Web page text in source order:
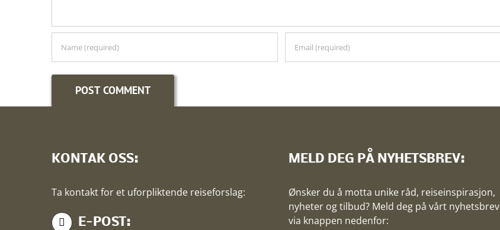
KONTAK OSS:
Ta kontakt for et uforpliktende reiseforslag:
E-POST:
MELD DEG PÅ NYHETSBREV:
Ønsker du å motta unike råd, reiseinspirasjon,
nyheter og tilbud? Meld deg på vårt nyhetsbrev
via knappen nedenfor: